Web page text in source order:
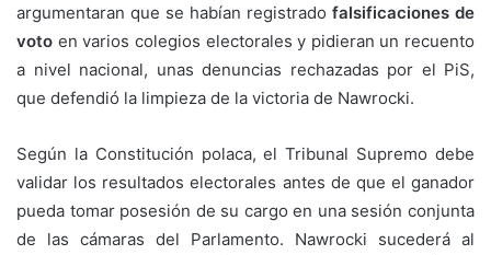
argumentaran que se habían registrado falsificaciones de
voto en varios colegios electorales y pidieran un recuento
a nivel nacional, unas denuncias rechazadas por el PiS,
que defendió la limpieza de la victoria de Nawrocki.
Según la Constitución polaca, el Tribunal Supremo debe
validar los resultados electorales antes de que el ganador
pueda tomar posesión de su cargo en una sesión conjunta
de las cámaras del Parlamento. Nawrocki sucederá al